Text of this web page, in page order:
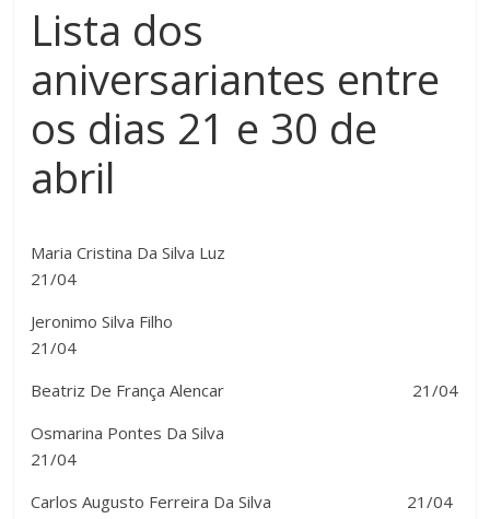
Lista dos
aniversariantes entre
os dias 21 e 30 de
abril
Maria Cristina Da Silva Luz
21/04
Jeronimo Silva Filho
21/04
Beatriz De França Alencar 21/04
Osmarina Pontes Da Silva
21/04
Carlos Augusto Ferreira Da Silva 21/04